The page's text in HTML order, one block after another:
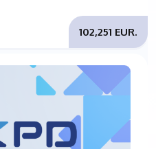
102,251 EUR.